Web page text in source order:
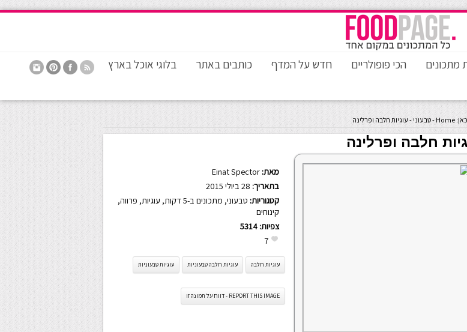
מתכונים הכי פופולריים חדש על המדף כותבים באתר בלוגי אוכל בארץ
Home
-טבעוני - עוגיות חלבה ופרלינה
חלבה ופרלינה
מאת: Einat Spector
בתאריך:
קטגוריות: טבעוני, מתכונים ב-5 דקות , עוגיות, פרווה,
קינוחים
צפיות: 5314
7
עוגיות חלבה עוגיות חלבה טבעוניות עוגיות טבעוניות
REPORT THIS IMAGE - דווח על תמונה זו